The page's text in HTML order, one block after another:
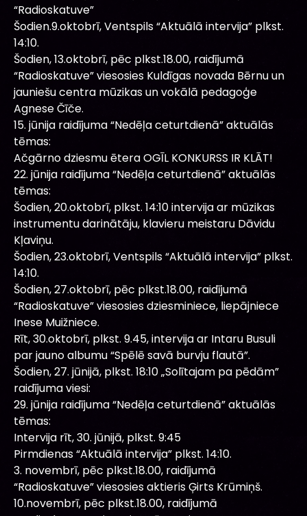
“Radioskatuve”
Šodien.9.oktobrī, Ventspils “Aktuālā intervija” plkst.
14:10.
Šodien, 13.oktobrī, pēc plkst.18.00, raidījumā
“Radioskatuve” viesosies Kuldīgas novada Bērnu un
jauniešu centra mūzikas un vokālā pedagoģe
Agnese Čīče.
15. jūnija raidījuma “Nedēļa ceturtdienā” aktuālās
tēmas:
Ačgārno dziesmu ētera OGĪL KONKURSS IR KLĀT!
22. jūnija raidījuma “Nedēļa ceturtdienā” aktuālās
tēmas:
Šodien, 20.oktobrī, plkst. 14:10 intervija ar mūzikas
instrumentu darinātāju, klavieru meistaru Dāvidu
Kļaviņu.
Šodien, 23.oktobrī, Ventspils “Aktuālā intervija” plkst.
14:10.
Šodien, 27.oktobrī, pēc plkst.18.00, raidījumā
“Radioskatuve” viesosies dziesminiece, liepājniece
Inese Muižniece.
Rīt, 30.oktobrī, plkst. 9.45, intervija ar Intaru Busuli
par jauno albumu “Spēlē savā burvju flautā”.
Šodien, 27. jūnijā, plkst. 18:10 „Solītajam pa pēdām”
raidījuma viesi:
29. jūnija raidījuma “Nedēļa ceturtdienā” aktuālās
tēmas:
Intervija rīt, 30. jūnijā, plkst. 9:45
Pirmdienas “Aktuālā intervija” plkst. 14:10.
3. novembrī, pēc plkst.18.00, raidījumā
“Radioskatuve” viesosies aktieris Ģirts Krūmiņš.
10.novembrī, pēc plkst.18.00, raidījumā